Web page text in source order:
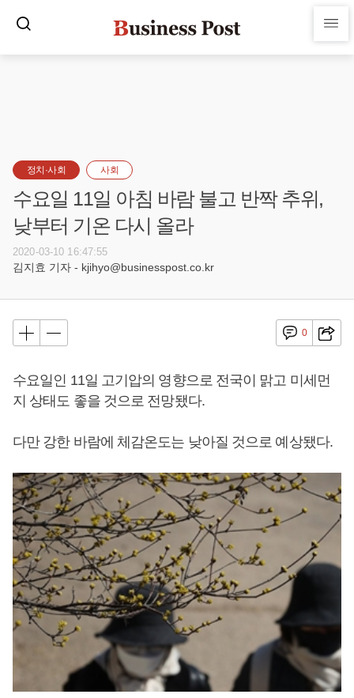
정치·사회 사회
수요일 11일 아침 바람 불고 반짝 추위,
낮부터 기온 다시 올라
2020-03-10 16:47:55
김지효 기자 - kjihyo@businesspost.co.kr
0
수요일인 11일 고기압의 영향으로 전국이 맑고 미세먼
지 상태도 좋을 것으로 전망됐다.
다만 강한 바람에 체감온도는 낮아질 것으로 예상됐다.